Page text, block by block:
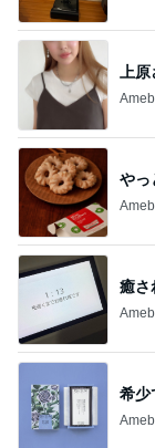
上
やっ
癒さ
希少